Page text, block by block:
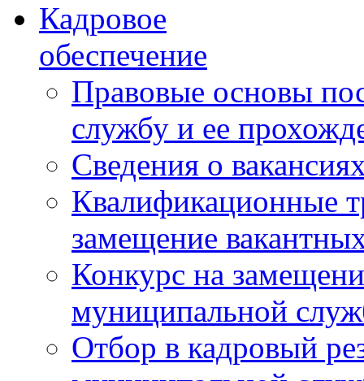
Кадровое
обеспечение
Правовые основы
службу и ее
Сведения о
Квалификационные
замещение
Конкурс на
муниципальной
Отбор в кадровый